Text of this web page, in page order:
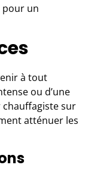
pour un
à tout
ou d’une
sur
atténuer les